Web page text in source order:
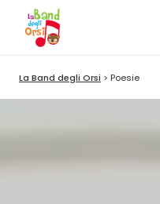
La Band degli Orsi Poesie